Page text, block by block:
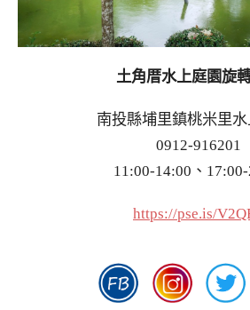
土角厝水上庭園旋
南投縣埔里鎮桃米里
0912-916201
11:00-14:00、
https://pse.is/